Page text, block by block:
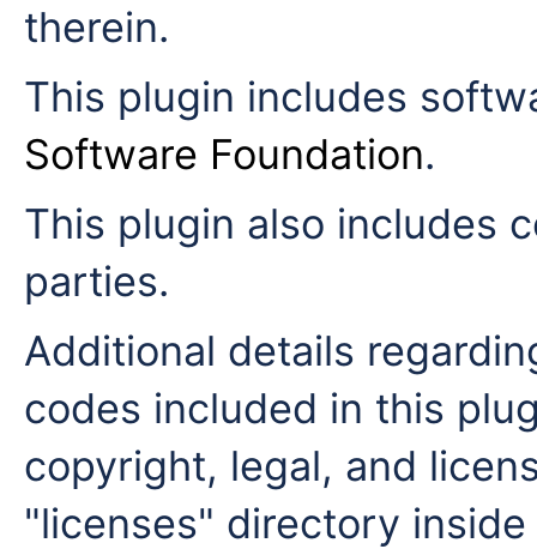
therein.
This plugin includes
Software Foundation.
This plugin also includes
parties.
Additional details
codes included in this
copyright, legal, and
"licenses" directory